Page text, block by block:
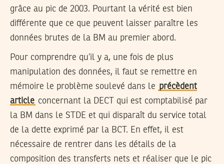
grâce au pic de 2003. Pourtant la vérité est bien
différente que ce que peuvent laisser paraître les
données brutes de la BM au premier abord.
Pour comprendre qu’il y a, une fois de plus
manipulation des données, il faut se remettre en
mémoire le problème soulevé dans le précèdent
article concernant la DECT qui est comptabilisé par
la BM dans le STDE et qui disparaît du service total
de la dette exprimé par la BCT. En effet, il est
nécessaire de rentrer dans les détails de la
composition des transferts nets et réaliser que le pic